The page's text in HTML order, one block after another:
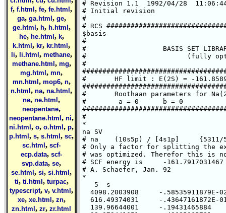
f, f.html , fe, fe.html ,
ga, ga.html , ge,
ge.html , h, h.html ,
he, he.html , k,
k.html , kr, kr.html ,
li, li.html , methane,
methane.html , mg,
mg.html , mn,
mn.html , mop6, n,
n.html , na, na.html ,
ne, ne.html ,
neopentane,
neopentane.html , ni,
ni.html , o, o.html , p,
p.html , s, s.html , sc,
sc.html , scf-
ecp.data, scf-
svp.data, se,
se.html , si, si.html ,
ti, ti.html , turpac,
typescript, v, v.html ,
xe, xe.html , zn,
zn.html , zr, zr.html